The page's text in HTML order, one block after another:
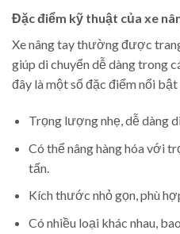
Đặc điểm kỹ thuật của xe
Xe nâng tay thường được
giúp di chuyển dễ dàng trong
đây là một số đặc điểm nổi
Trọng lượng nhẹ, dễ dàng
Có thể nâng hàng hóa với
tấn.
Kích thước nhỏ gọn, phù
Có nhiều loại khác nhau,